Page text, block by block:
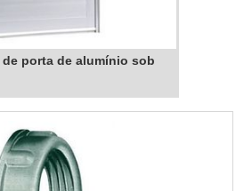
porta de alumínio sob